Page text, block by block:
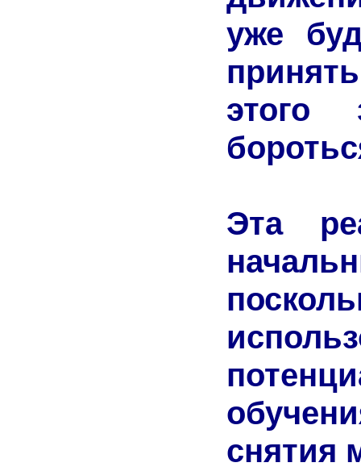
уже
Эта
снятия